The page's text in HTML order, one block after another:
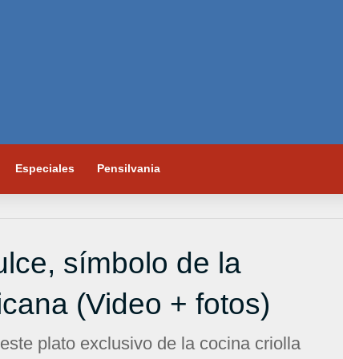
Especiales Pensilvania
símbolo de la
(Video + fotos)
plato exclusivo de la cocina criolla